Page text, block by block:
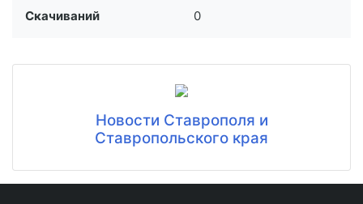
Скачиваний
0
Новости Ставрополя и
Ставропольского края